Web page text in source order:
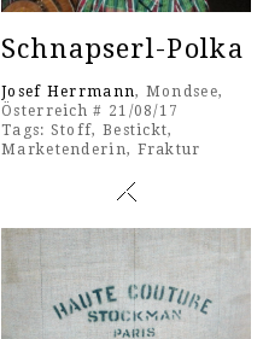
Schnapserl-Polka
Josef Herrmann, Mondsee,
Österreich # 21/08/17
Tags: Stoff, Bestickt,
Marketenderin, Fraktur